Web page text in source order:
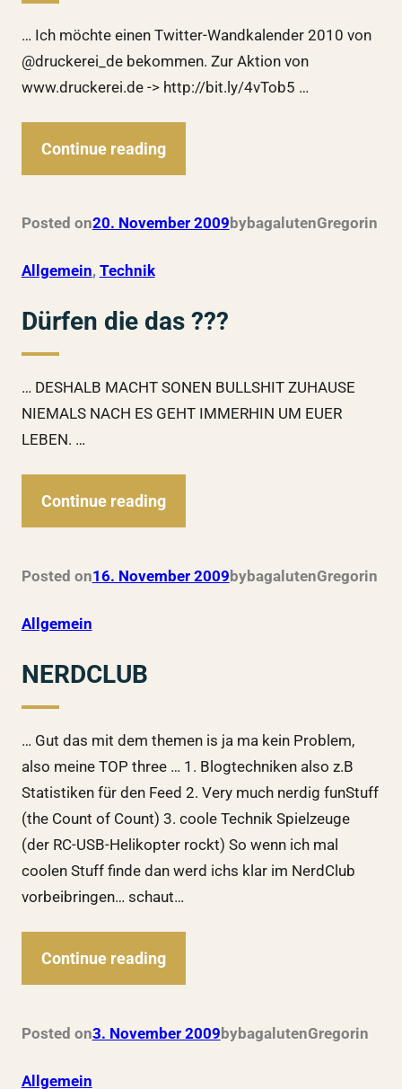
… Ich möchte einen Twitter-Wandkalender 2010 von
@druckerei_de bekommen. Zur Aktion von
www.druckerei.de -> http://bit.ly/4vTob5 …
Continue reading
Posted on20. November 2009 bybagalutenGregorin
Allgemein, Technik
Dürfen die das ???
… DESHALB MACHT SONEN BULLSHIT ZUHAUSE
NIEMALS NACH ES GEHT IMMERHIN UM EUER
LEBEN. …
Continue reading
Posted on16. November 2009 bybagalutenGregorin
Allgemein
NERDCLUB
… Gut das mit dem themen is ja ma kein Problem,
also meine TOP three … 1. Blogtechniken also z.B
Statistiken für den Feed 2. Very much nerdig funStuff
(the Count of Count) 3. coole Technik Spielzeuge
(der RC-USB-Helikopter rockt) So wenn ich mal
coolen Stuff finde dan werd ichs klar im NerdClub
vorbeibringen… schaut…
Continue reading
Posted on3. November 2009bybagalutenGregorin
Allgemein